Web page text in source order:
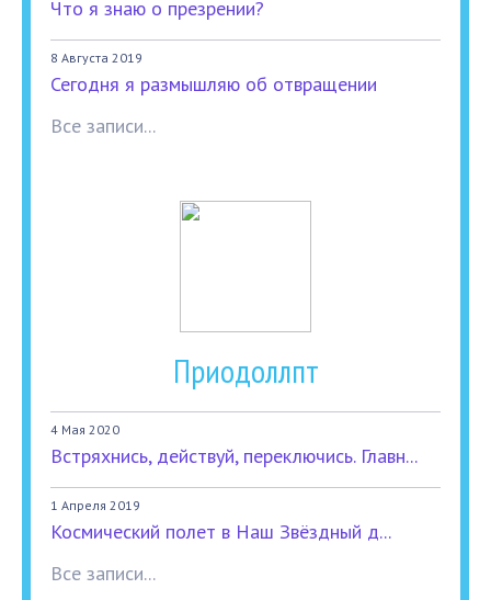
Что я знаю о презрении?
8 Августа 2019
Сегодня я размышляю об отвращении
Все записи...
Приодоллпт
4 Мая 2020
Встряхнись, действуй, переключись. Главн...
1 Апреля 2019
Космический полет в Наш Звёздный д...
Все записи...